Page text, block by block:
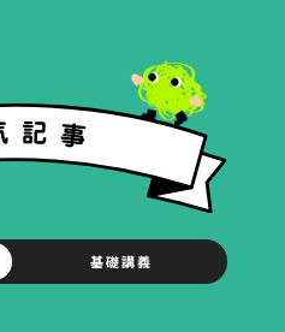
基礎講義